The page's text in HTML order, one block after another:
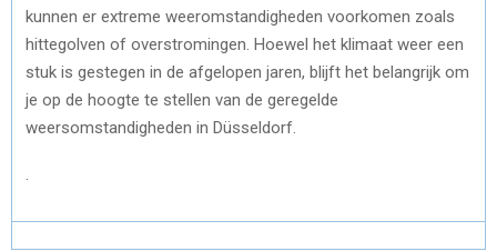
kunnen er extreme weeromstandigheden voorkomen zoals
hittegolven of overstromingen. Hoewel het klimaat weer een
stuk is gestegen in de afgelopen jaren, blijft het belangrijk om
je op de hoogte te stellen van de geregelde
weersomstandigheden in Düsseldorf.